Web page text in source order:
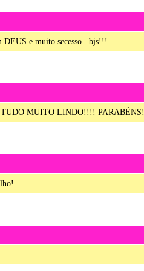
e muito secesso...bjs!!!
MUITO LINDO!!!! PARABÉNS!